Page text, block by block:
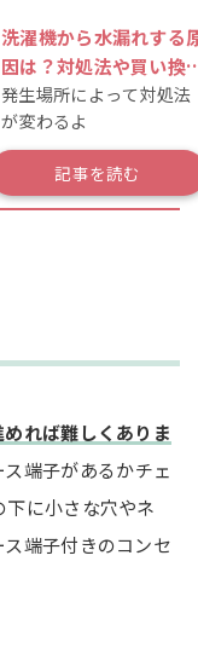
洗濯機から水漏れする
因は？対処法や買い換
のポイントを解説
発生場所によって対処法
が変わるよ
記事を読む
れば難しくありま
端子があるかチェ
に小さな穴やネ
端子付きのコンセ